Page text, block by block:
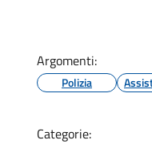
Argomenti:
Polizia
Categorie: